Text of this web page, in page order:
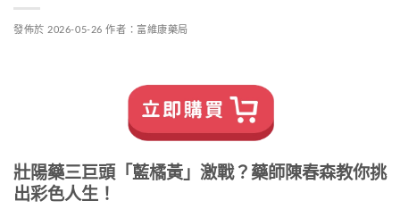
發佈於 2026-05-26 作者： 富維康藥局
壯陽藥三巨頭「藍橘黃」激戰？藥師陳春森教你挑
出彩色人生！